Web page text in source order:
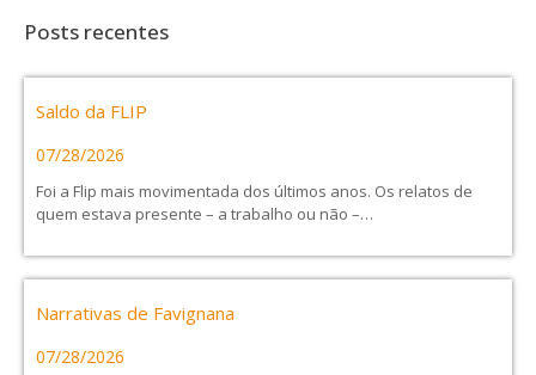
Posts recentes
Saldo da FLIP
07/28/2026
Foi a Flip mais movimentada dos últimos anos. Os relatos de
quem estava presente – a trabalho ou não –…
Narrativas de Favignana
07/28/2026